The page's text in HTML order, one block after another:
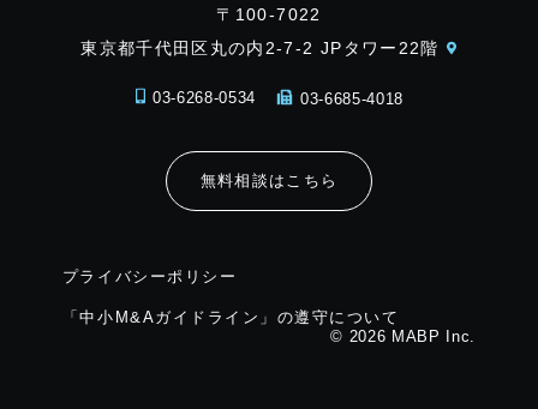
〒100-7022
東京都千代田区丸の内2-7-2 JPタワー22階
03-6268-0534 03-6685-4018
無料相談はこちら
プライバシーポリシー
「中小M&Aガイドライン」の遵守について
© 2026 MABP Inc.